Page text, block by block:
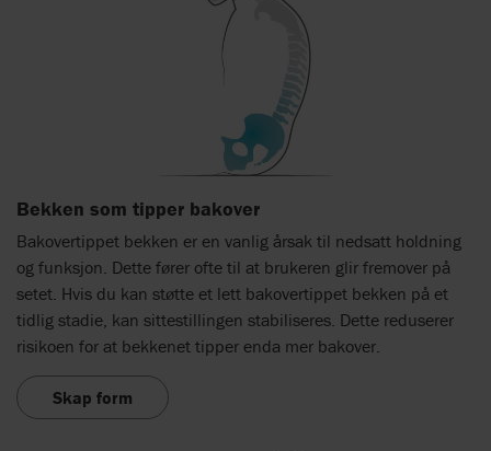
Bekken som tipper bakover
Bakovertippet bekken er en vanlig årsak til nedsatt holdning
og funksjon. Dette fører ofte til at brukeren glir fremover på
setet. Hvis du kan støtte et lett bakovertippet bekken på et
tidlig stadie, kan sittestillingen stabiliseres. Dette reduserer
risikoen for at bekkenet tipper enda mer bakover.
Skap form